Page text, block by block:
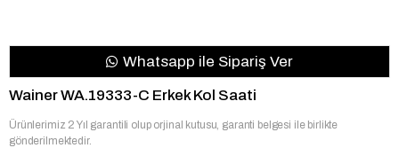
Whatsapp ile Sipariş Ver
Wainer WA.19333-C Erkek Kol Saati
Ürünlerimiz 2 Yıl garantili olup orjinal kutusu, garanti belgesi ile birlikte
gönderilmektedir.